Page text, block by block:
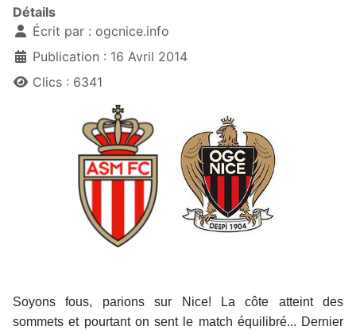
Détails
Écrit par : ogcnice.info
Publication : 16 Avril 2014
Clics : 6341
Soyons fous, parions sur Nice! La côte atteint des
sommets et pourtant on sent le match équilibré... Dernier